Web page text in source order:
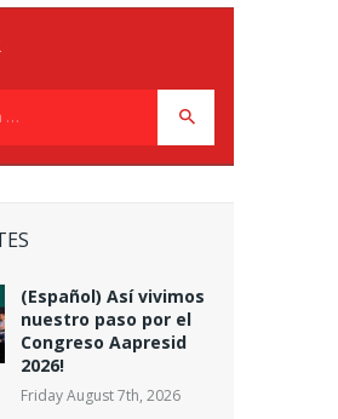
(Español) Así vivimos
nuestro paso por el
Congreso Aapresid
2026!
Friday August 7th, 2026